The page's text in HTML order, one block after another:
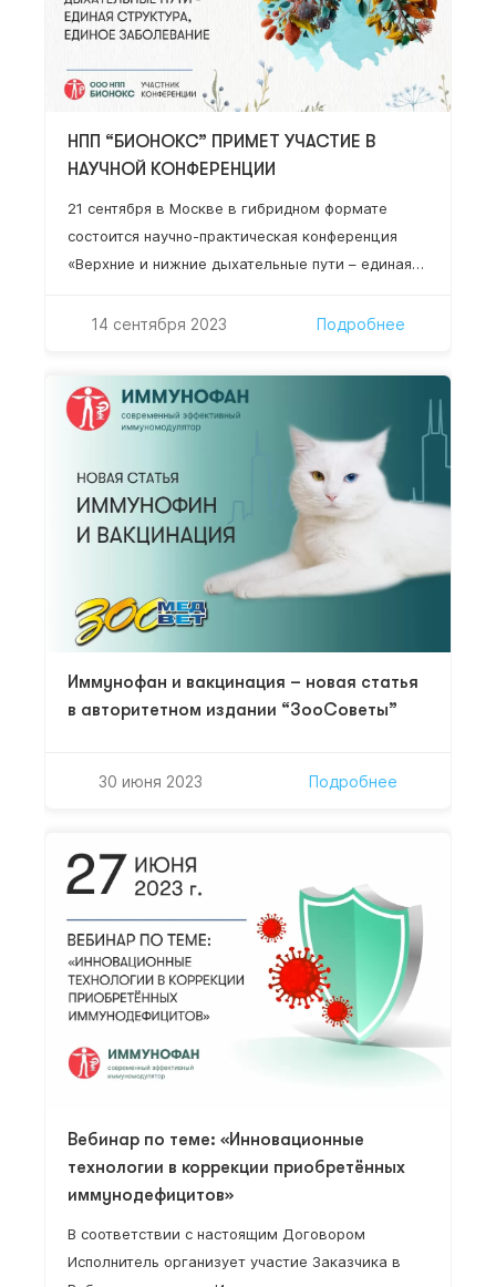
НПП “БИОНОКС” ПРИМЕТ УЧАСТИЕ В
НАУЧНОЙ КОНФЕРЕНЦИИ
21 сентября в Москве в гибридном формате
состоится научно-практическая конференция
«Верхние и нижние дыхательные пути – единая
обсудят современные подходы к диагностике,
нижних дыхательных путей на основе
взаимодействия врачей различных
специальностей. Благодаря гибридному
формату, в конференции примут участие
спикеры из нескольких городов России.
Мероприятие пройдет…
14 сентября 2023 Подробнее
Иммунофан и вакцинация – новая статья
в авторитетном издании “ЗооСоветы”
30 июня 2023 Подробнее
Вебинар по теме: «Инновационные
технологии в коррекции приобретённых
иммунодефицитов»
В соответствии с настоящим Договором
Исполнитель организует участие Заказчика в